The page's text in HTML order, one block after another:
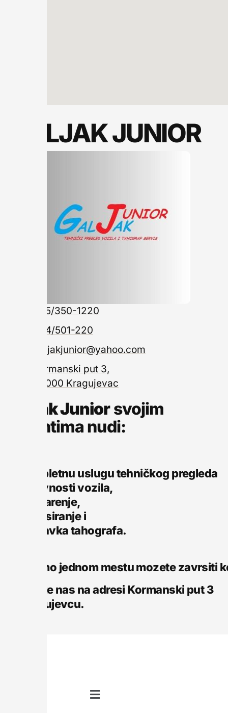
GALJAK JUNIOR
065/350-1220
034/501-220
galjakjunior@yahoo.com
Kormanski put 3,
34000 Kragujevac
Galjak Juniorsvojim
klijentima nudi:
– Kompletnu uslugu tehničkog pregleda
i ispravnosti vozila,
– Baždarenje,
– Servisiranje i
– Popravka tahografa.
Na samo jednom mestu mozete zavrsiti
Posetite nas na adresi Kormanski put 3
u Kragujevcu.